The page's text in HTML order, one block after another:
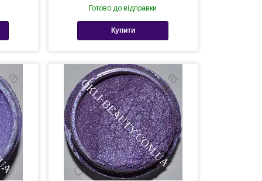
Готово до відправки
Купити